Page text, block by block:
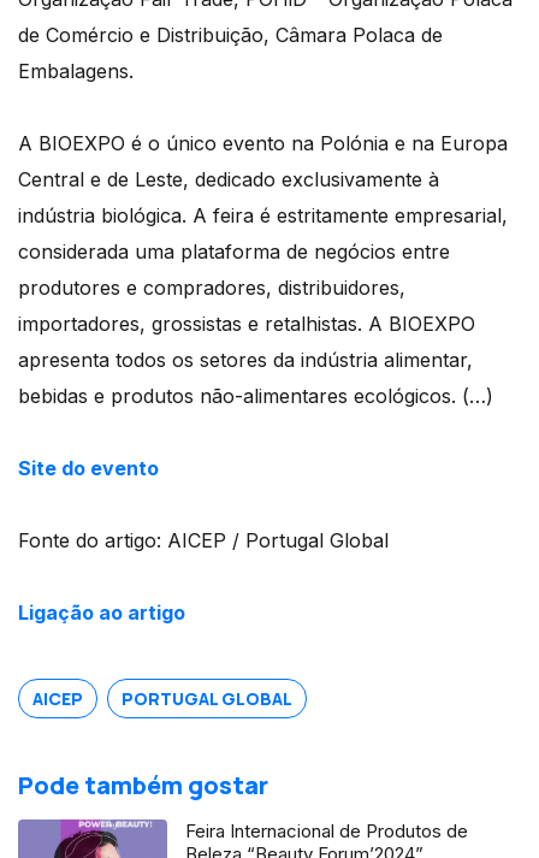
de Comércio e Distribuição, Câmara Polaca de
Embalagens.
A BIOEXPO é o único evento na Polónia e na Europa
Central e de Leste, dedicado exclusivamente à
indústria biológica. A feira é estritamente empresarial,
considerada uma plataforma de negócios entre
produtores e compradores, distribuidores,
importadores, grossistas e retalhistas. A BIOEXPO
apresenta todos os setores da indústria alimentar,
bebidas e produtos não-alimentares ecológicos. (…)
Site do evento
Fonte do artigo: AICEP / Portugal Global
Ligação ao artigo
AICEP PORTUGAL GLOBAL
Pode também gostar
Feira Internacional de Produtos de
Beleza “Beauty Forum’2024”